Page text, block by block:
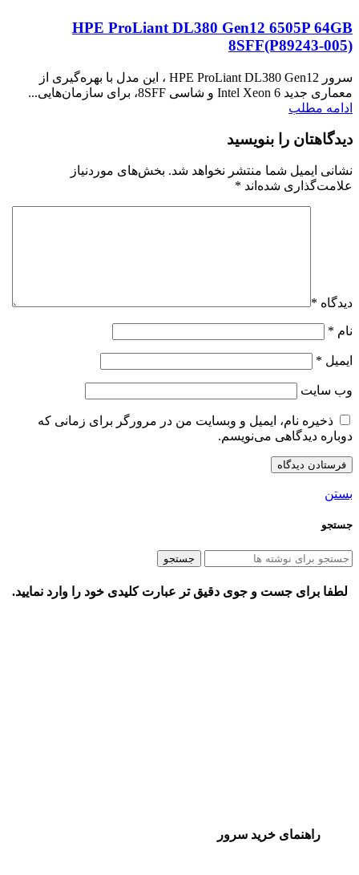
HPE ProLiant DL380 Gen12 6505P 64GB
8SFF(P89243‑005)
سرور HPE ProLiant DL380 Gen12 ، این مدل با بهره‌گیری از
معماری جدید Intel Xeon 6 و شاسی 8SFF، برای سازمان‌هایی...
ادامه مطلب
دیدگاهتان را بنویسید
نشانی ایمیل شما منتشر نخواهد شد. بخش‌های موردنیاز
علامت‌گذاری شده‌اند *
دیدگاه *
نام *
ایمیل *
وب‌ سایت
ذخیره نام، ایمیل و وبسایت من در مرورگر برای زمانی که
دوباره دیدگاهی می‌نویسم.
بستن
جستجو
جستجو
لطفا برای جست و جوی دقیق تر عبارت کلیدی خود را وارد نمایید.
راهنمای خرید سرور